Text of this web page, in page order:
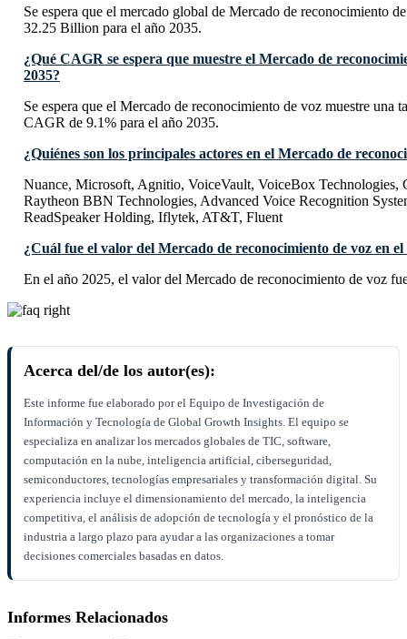
Se espera que el mercado global de Mercado de reconocimiento
32.25 Billion para el año 2035.
¿Qué CAGR se espera que muestre el Mercado de
2035?
Se espera que el Mercado de reconocimiento de voz muestre una
CAGR de 9.1% para el año 2035.
¿Quiénes son los principales actores en el Mercado de
Nuance, Microsoft, Agnitio, VoiceVault, VoiceBox Technologies,
Raytheon BBN Technologies, Advanced Voice Recognition
ReadSpeaker Holding, Iflytek, AT&T, Fluent
¿Cuál fue el valor del Mercado de reconocimiento de voz en el
En el año 2025, el valor del Mercado de reconocimiento de voz
Acerca del/de los autor(es):
Este informe fue elaborado por el Equipo de Investigación de
Información y Tecnología de Global Growth Insights. El equipo se
especializa en analizar los mercados globales de TIC, software,
computación en la nube, inteligencia artificial, ciberseguridad,
semiconductores, tecnologías empresariales y transformación digital. Su
experiencia incluye el dimensionamiento del mercado, la inteligencia
competitiva, el análisis de adopción de tecnología y el pronóstico de la
industria a largo plazo para ayudar a las organizaciones a tomar
decisiones comerciales basadas en datos.
Informes Relacionados